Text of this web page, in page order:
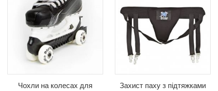
Чохли на колесах для
Захист паху з підтяжками